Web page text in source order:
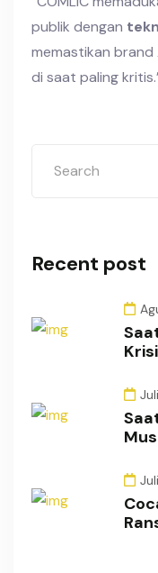
publik dengan
memastikan
di saat paling
Recent post